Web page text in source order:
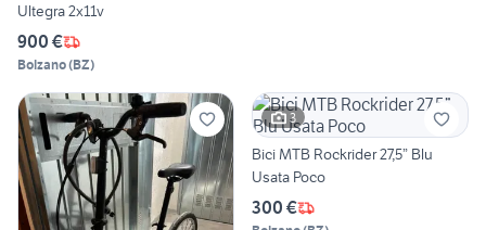
Ultegra 2x11v
900 €
Bolzano(BZ)
3
Bici MTB Rockrider 27,5” Blu
Usata Poco
300 €